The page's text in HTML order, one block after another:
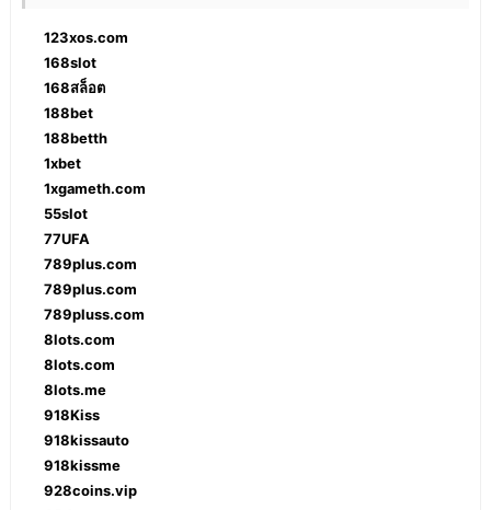
123xos.com
168slot
168สล็อต
188bet
188betth
1xbet
1xgameth.com
55slot
77UFA
789plus.com
789plus.com
789pluss.com
8lots.com
8lots.com
8lots.me
918Kiss
918kissauto
918kissme
928coins.vip